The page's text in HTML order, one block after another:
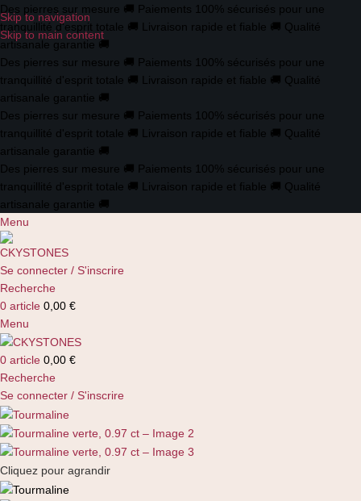
Skip to navigation
Skip to main content
Des pierres sur mesure 🚚 Paiements 100% sécurisés pour une
tranquillité d'esprit totale 🚚 Livraison rapide et fiable 🚚 Qualité
artisanale garantie 🚚
Des pierres sur mesure 🚚 Paiements 100% sécurisés pour une
tranquillité d'esprit totale 🚚 Livraison rapide et fiable 🚚 Qualité
artisanale garantie 🚚
Des pierres sur mesure 🚚 Paiements 100% sécurisés pour une
tranquillité d'esprit totale 🚚 Livraison rapide et fiable 🚚 Qualité
artisanale garantie 🚚
Des pierres sur mesure 🚚 Paiements 100% sécurisés pour une
tranquillité d'esprit totale 🚚 Livraison rapide et fiable 🚚 Qualité
artisanale garantie 🚚
Menu
Se connecter / S'inscrire
Recherche
0 article 0,00 €
Menu
0 article 0,00 €
Recherche
Se connecter / S'inscrire
Cliquez pour agrandir